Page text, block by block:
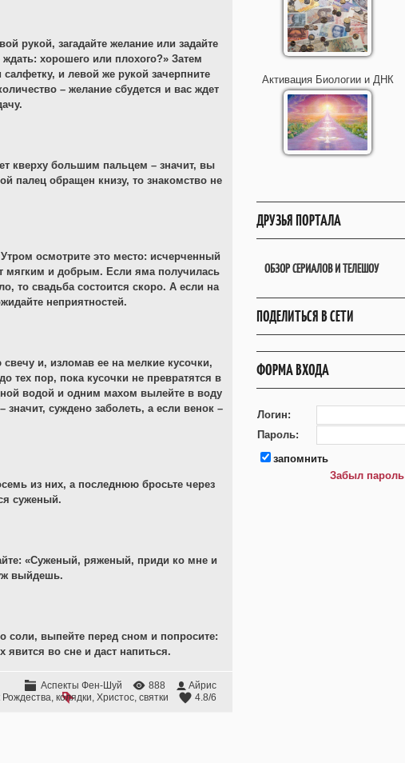
рукой, загадайте желание или задайте
хорошего или плохого?» Затем
и левой же рукой зачерпните
– желание сбудется и вас ждет
кверху большим пальцем – значит, вы
палец обращен книзу, то знакомство не
осмотрите это место: исчерченный
мягким и добрым. Если яма получилась
то свадьба состоится скоро. А если на
неприятностей.
и, изломав ее на мелкие кусочки,
тех пор, пока кусочки не превратятся в
водой и одним махом вылейте в воду
суждено заболеть, а если венок –
из них, а последнюю бросьте через
суженый.
«Суженый, ряженый, приди ко мне и
выйдешь.
соли, выпейте перед сном и попросите:
во сне и даст напиться.
Аспекты Фен-Шуй 888
Айрис
Рождества, колядки, Христос, святки 4.8/6
Активация Биологии и ДНК
ДРУЗЬЯ ПОРТАЛА
ОБЗОР СЕРИАЛОВ И ТЕЛЕШОУ
ПОДЕЛИТЬСЯ В СЕТИ
ФОРМА ВХОДА
Логин:
Пароль:
запомнить
Забыл пароль